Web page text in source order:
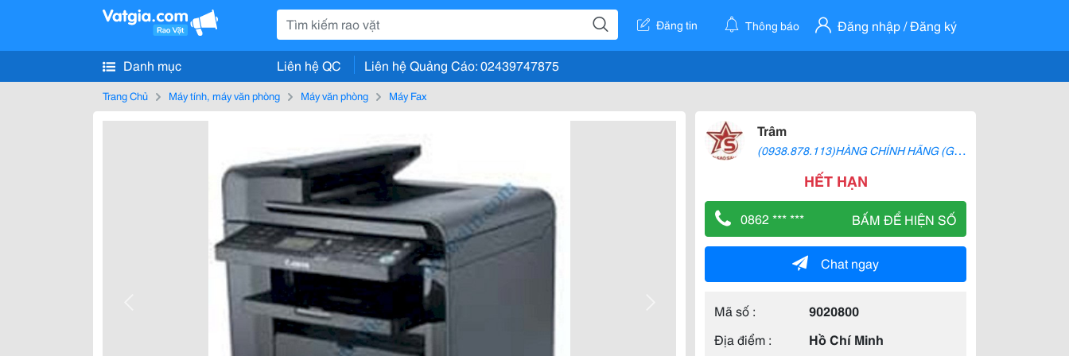
Đăng tin Thông báo Đăng nhập / Đăng ký
Danh mục Liên hệ QC Liên hệ Quảng Cáo: 02439747875
Trang Chủ Máy tính, máy văn phòng Máy văn phòng Máy Fax
Trâm
(
0938.878.113)HÀNG CHÍNH HÃNG (GỌI HOẶC NT ZALO): GÒ VẤP, Q10, Q12 (0938 878 113)
HẾT HẠN
0862 *** *** BẤM ĐỂ HIỆN SỐ
Chat ngay
Mã số :
9020800
Địa điểm :
Hồ Chí Minh